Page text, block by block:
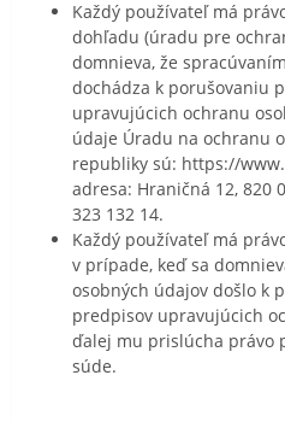
Každý používateľ má
dohľadu (úradu pre
domnieva, že
dochádza k porušovaniu
upravujúcich ochranu
údaje Úradu na ochranu
republiky sú: https://
adresa: Hraničná 12, 820
323 132 14.
Každý používateľ má
v prípade, keď sa
osobných údajov došlo k
predpisov upravujúcich
ďalej mu prislúcha právo
súde.